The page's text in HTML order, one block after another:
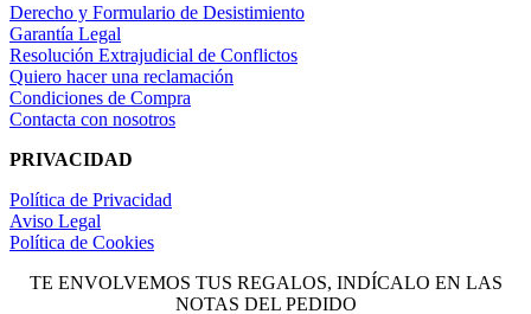
Derecho y Formulario de Desistimiento
Garantía Legal
Resolución Extrajudicial de Conflictos
Quiero hacer una reclamación
Condiciones de Compra
Contacta con nosotros
PRIVACIDAD
Política de Privacidad
Aviso Legal
Política de Cookies
TE ENVOLVEMOS TUS REGALOS, INDÍCALO EN LAS
NOTAS DEL PEDIDO